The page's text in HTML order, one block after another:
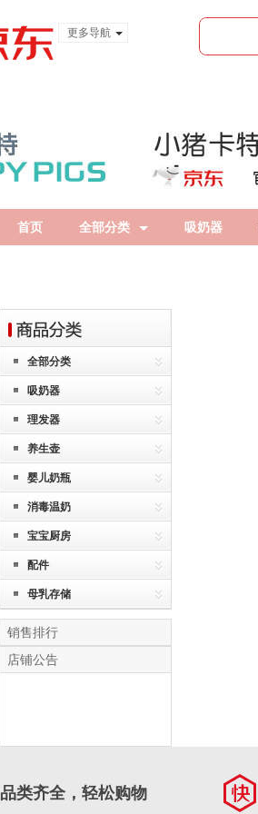
更多导航
首页 全部分类 吸奶器
全部分类
吸奶器
理发器
养生壶
婴儿奶瓶
消毒温奶
宝宝厨房
配件
母乳存储
销售排行
店铺公告
品类齐全，轻松购物